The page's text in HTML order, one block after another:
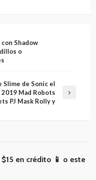
Shadow
o
Slime de Sonic el
Mad Robots
PJ Mask Rolly y
$15 en crédito 📱 o este